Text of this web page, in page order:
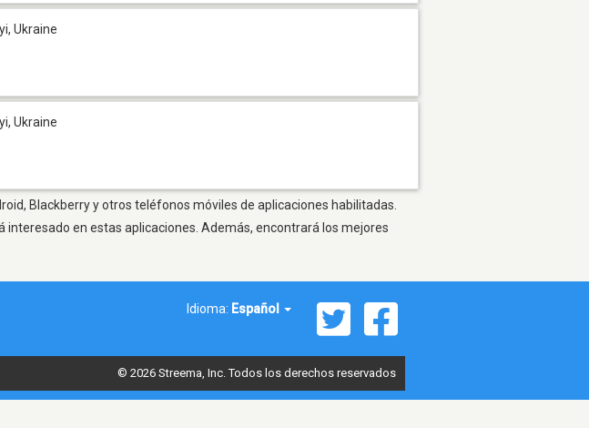
, Ukraine
, Ukraine
Blackberry y otros teléfonos móviles de aplicaciones habilitadas.
en estas aplicaciones. Además, encontrará los mejores
Idioma: Español
© 2026 Streema, Inc. Todos los derechos reservados